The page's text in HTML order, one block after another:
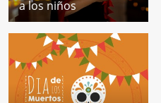
a los niños